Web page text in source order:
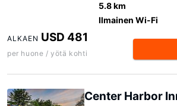
5.8 km
Ilmainen Wi-Fi
ALKAEN USD 481
per huone / yötä kohti
Center Harbor